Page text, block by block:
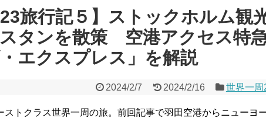
旅行記５】ストックホルム観
スタンを散策 空港アクセス特
・エクスプレス」を解説
2024/2/7 2024/2/16 世界一周
トクラス世界一周の旅。前回記事で羽田空港からニューヨー